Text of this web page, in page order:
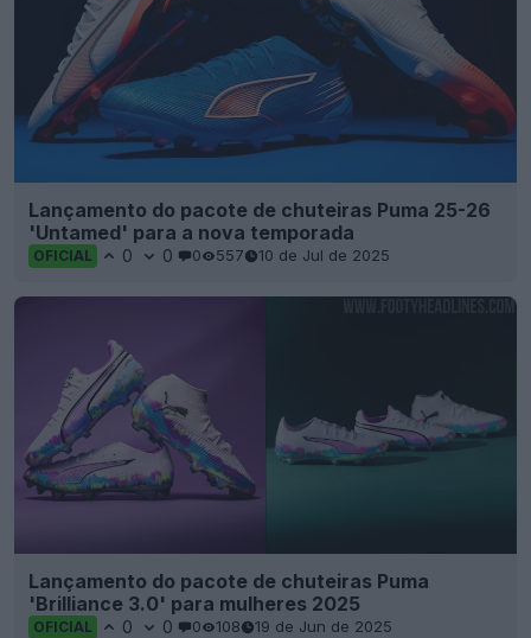
Lançamento do pacote de chuteiras Puma 25-26
'Untamed' para a nova temporada
OFICIAL 0 0 0 557 10 de Jul de 2025
Lançamento do pacote de chuteiras Puma
'Brilliance 3.0' para mulheres 2025
OFICIAL 0 0 0 108 19 de Jun de 2025